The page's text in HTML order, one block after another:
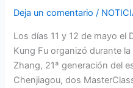
Deja un comentario /
Los días 11 y 12 de mayo el
Kung Fu organizó durante
Zhang, 21ª generación del
Chenjiagou, dos
Estilo
Familia
Burela
(Lugo)